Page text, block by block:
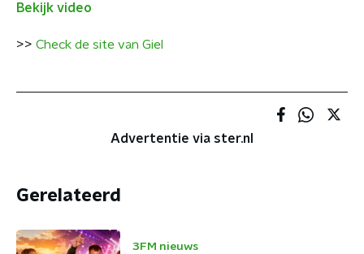
Bekijk video
>> Check de site van Giel
Advertentie via ster.nl
Gerelateerd
3FM nieuws